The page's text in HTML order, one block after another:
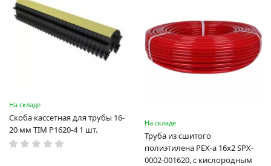
На складе
Скоба кассетная для трубы 16-
20 мм TIM P1620-4 1 шт.
На складе
Труба из сшитого
полиэтилена PEX-a 16х2 SPX-
0002-001620, с кислородным